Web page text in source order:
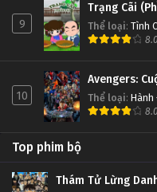
9
Trạng Cãi
Thể loại: Tình
8.0
10
Avengers:
Thể loại: Hành
8.0
Top phim bộ
Thám Tử Lừng